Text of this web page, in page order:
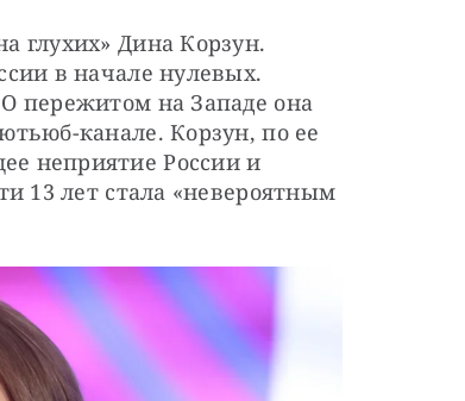
глухих» Дина Корзун.
в начале нулевых.
пережитом на Западе она
канале. Корзун, по ее
неприятие России и
13 лет стала «невероятным